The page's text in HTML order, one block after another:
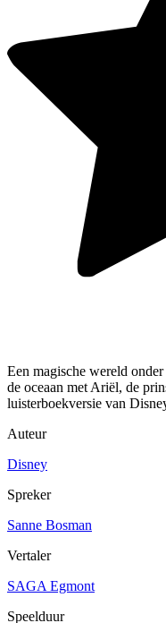
Een magische wereld
de oceaan met Ariël, de
luisterboekversie van
Auteur
Disney
Spreker
Sanne Bosman
Vertaler
SAGA Egmont
Speelduur